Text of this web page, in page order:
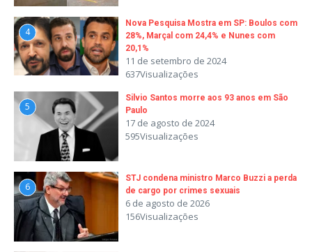
4
Nova Pesquisa Mostra em SP: Boulos com
28%, Marçal com 24,4% e Nunes com
20,1%
11 de setembro de 2024
637Visualizações
5
Silvio Santos morre aos 93 anos em São
Paulo
17 de agosto de 2024
595Visualizações
6
STJ condena ministro Marco Buzzi a perda
de cargo por crimes sexuais
6 de agosto de 2026
156Visualizações